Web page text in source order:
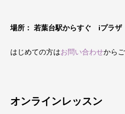
場所： 若葉台駅からすぐ iプラザ
はじめての方はお問い合わせから
オンラインレッスン